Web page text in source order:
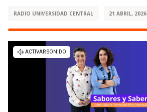
RADIO UNIVERSIDAD CENTRAL 21 ABRIL, 2026